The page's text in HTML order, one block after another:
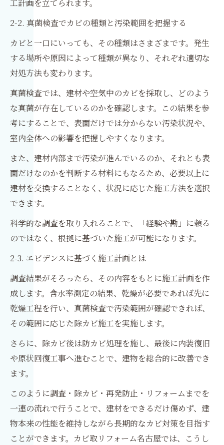
工計画を立てられます。
2-2. 真菌検査でカビの種類と汚染範囲を把握する
カビと一口にいっても、その種類はさまざまです。発生
する場所や原因によって種類が異なり、それぞれ適切な
対処方法も変わります。
真菌検査では、建材や空気中のカビを採取し、どのよう
な真菌が存在しているのかを確認します。この結果を参
考にすることで、表面だけでは分からない汚染状況や、
室内全体への影響を把握しやすくなります。
また、建材内部まで汚染が進んでいるのか、それとも表
面だけなのかを判断する材料にもなるため、必要以上に
建材を交換することなく、状況に応じた施工方法を選択
できます。
科学的な調査を取り入れることで、「経験や勘」に頼る
のではなく、根拠に基づいた施工が可能になります。
2-3. エビデンスに基づく施工計画とは
調査結果がそろったら、その内容をもとに施工計画を作
成します。含水率測定の結果、乾燥が必要であれば先に
乾燥工程を行い、真菌検査で汚染範囲が確認できれば、
その範囲に応じた除カビ施工を実施します。
さらに、除カビ後は防カビ処理を施し、最後に内装復旧
や原状回復工事へ進むことで、建物を総合的に改善でき
ます。
このように調査・除カビ・再発防止・リフォームまでを
一連の流れで行うことで、建材をできるだけ傷めず、建
物本来の性能を維持しながら長期的なカビ対策を目指す
ことができます。カビ取リフォーム名古屋では、こうし